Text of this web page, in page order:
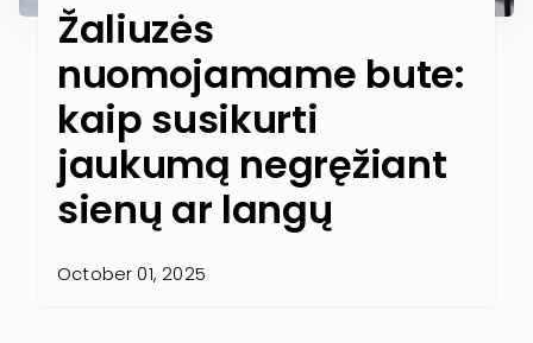
Žaliuzės
nuomojamame bute:
kaip susikurti
jaukumą negręžiant
sienų ar langų
October 01, 2025